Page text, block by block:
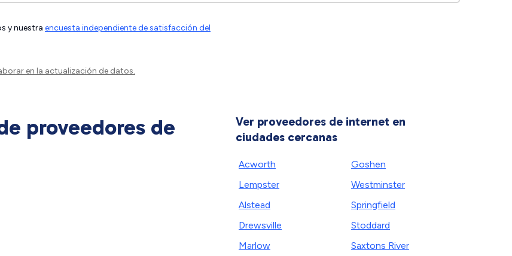
y nuestra encuesta independiente de satisfacción del
en la actualización de datos.
proveedores de
Ver proveedores de internet en
ciudades cercanas
Acworth
Lempster
Alstead
Drewsville
Marlow
Goshen
Westminster
Springfield
Stoddard
Saxtons River